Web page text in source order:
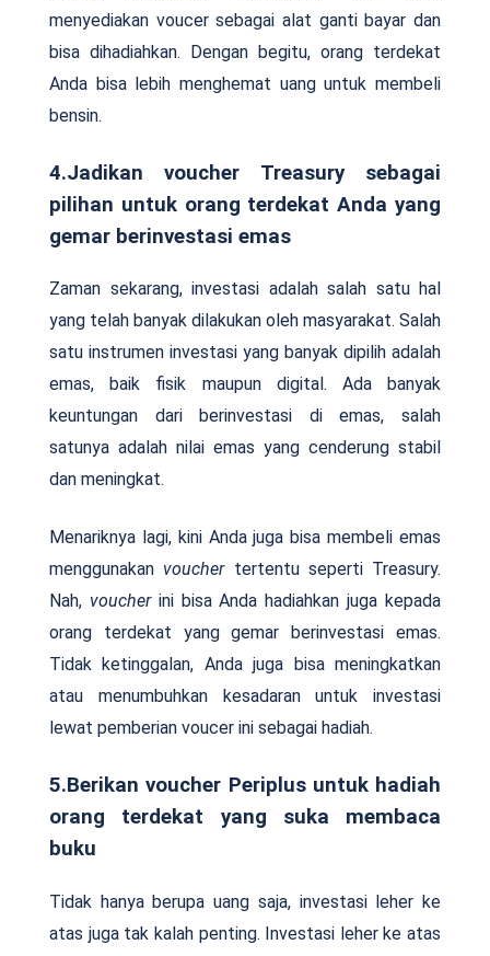
menyediakan voucer sebagai alat ganti bayar dan
bisa dihadiahkan. Dengan begitu, orang terdekat
Anda bisa lebih menghemat uang untuk membeli
bensin.
4.Jadikan voucher Treasury sebagai
pilihan untuk orang terdekat Anda yang
gemar berinvestasi emas
Zaman sekarang, investasi adalah salah satu hal
yang telah banyak dilakukan oleh masyarakat. Salah
satu instrumen investasi yang banyak dipilih adalah
emas, baik fisik maupun digital. Ada banyak
keuntungan dari berinvestasi di emas, salah
satunya adalah nilai emas yang cenderung stabil
dan meningkat.
Menariknya lagi, kini Anda juga bisa membeli emas
menggunakan voucher tertentu seperti Treasury.
Nah, voucher ini bisa Anda hadiahkan juga kepada
orang terdekat yang gemar berinvestasi emas.
Tidak ketinggalan, Anda juga bisa meningkatkan
atau menumbuhkan kesadaran untuk investasi
lewat pemberian voucer ini sebagai hadiah.
5.Berikan voucher Periplus untuk hadiah
orang terdekat yang suka membaca
buku
Tidak hanya berupa uang saja, investasi leher ke
atas juga tak kalah penting. Investasi leher ke atas